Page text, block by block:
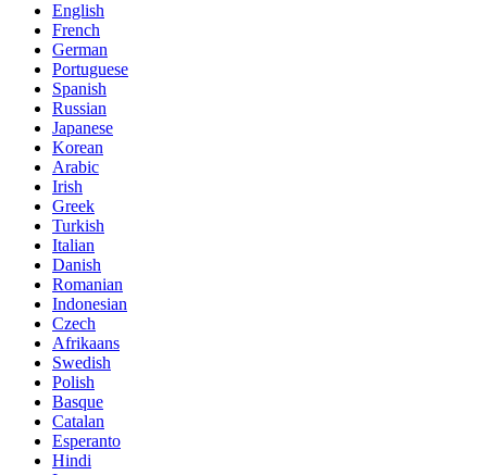
English
French
German
Portuguese
Spanish
Russian
Japanese
Korean
Arabic
Irish
Greek
Turkish
Italian
Danish
Romanian
Indonesian
Czech
Afrikaans
Swedish
Polish
Basque
Catalan
Esperanto
Hindi